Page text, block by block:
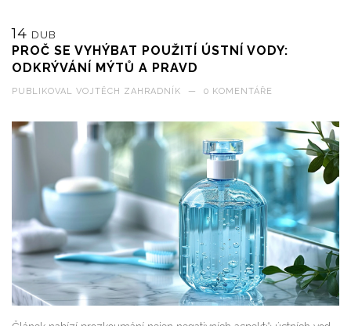
14 DUB
PROČ SE VYHÝBAT POUŽITÍ ÚSTNÍ VODY:
ODKRÝVÁNÍ MÝTŮ A PRAVD
PUBLIKOVAL VOJTĚCH ZAHRADNÍK — 0 KOMENTÁŘE